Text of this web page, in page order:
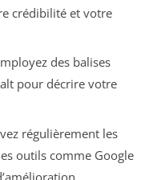
crédibilité et votre
des balises
pour décrire votre
régulièrement les
outils comme Google